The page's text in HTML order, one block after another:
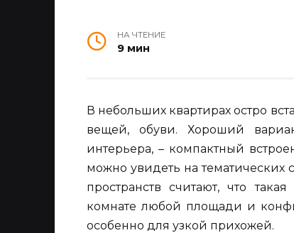
НА ЧТЕНИЕ
9 мин
В небольших квартирах остро
вещей, обуви. Хороший
интерьера, – компактный
можно увидеть на
пространств считают, что
комнате любой площади и
особенно для узкой прихожей.